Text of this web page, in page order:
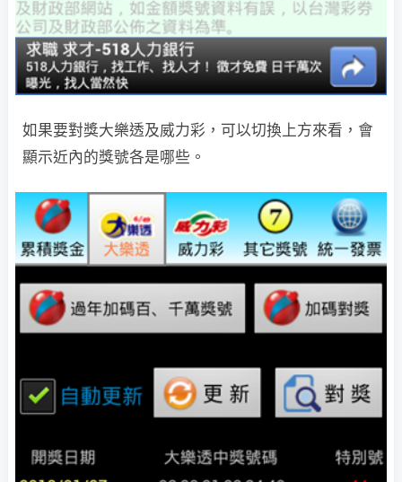
如果要對獎大樂透及威力彩，可以切換上方來看，會
顯示近內的獎號各是哪些。